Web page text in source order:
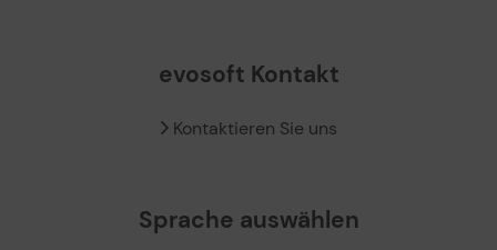
evosoft Kontakt
Kontaktieren Sie uns
Sprache auswählen